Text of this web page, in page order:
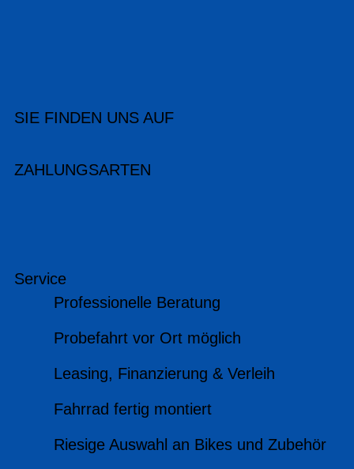
SIE FINDEN UNS AUF
ZAHLUNGSARTEN
Service
Professionelle Beratung
Probefahrt vor Ort möglich
Leasing, Finanzierung & Verleih
Fahrrad fertig montiert
Riesige Auswahl an Bikes und Zubehör